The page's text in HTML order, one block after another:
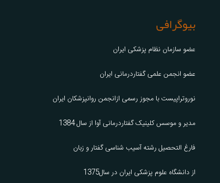
بیوگرافی
عضو سازمان نظام پزشکی ایران
عضو انجمن علمی گفتاردرمانی ایران
نوروتراپیست با مجوز رسمی ازانجمن روانپزشکان ایران
مدیر و موسس کلینیک گفتاردرمانی آوا از سال 1384
فارغ التحصیل رشته آسیب شناسی گفتار و زبان
از دانشگاه علوم پزشکی ایران در سال1375